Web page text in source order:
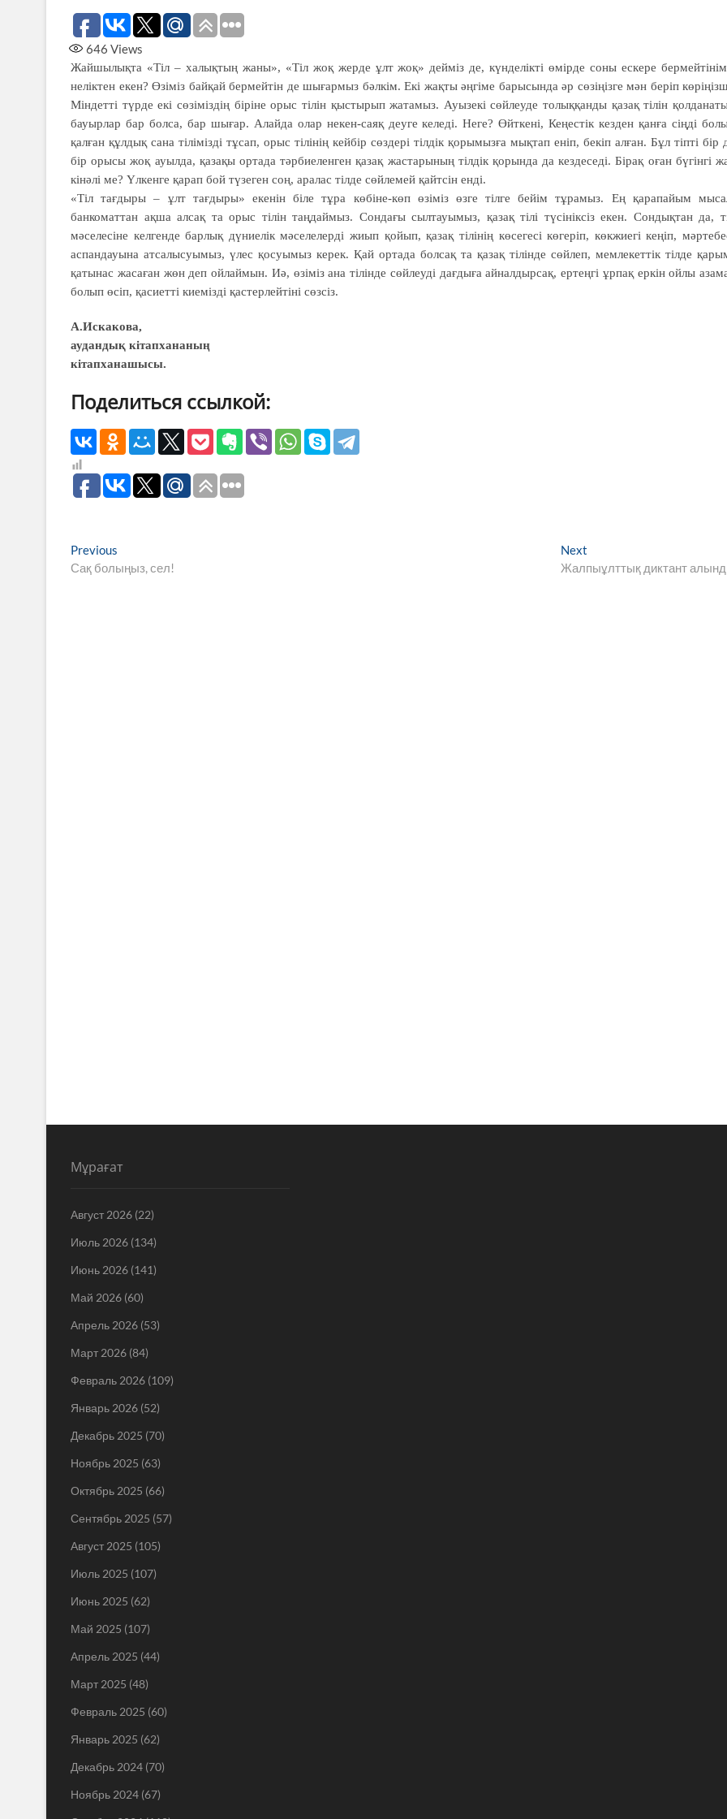
646 Views
Жайшылықта «Тіл – халықтың жаны», «Тіл жоқ жерде ұлт жоқ» дейміз де, күнделікті өмірде соны ескере
неліктен екен? Өзіміз байқай бермейтін де шығармыз бәлкім. Екі жақты әңгіме барысында әр сөзіңізге мән беріп
Міндетті түрде екі сөзіміздің біріне орыс тілін қыстырып жатамыз. Ауызекі сөйлеуде толыққанды қазақ тілін
бауырлар бар болса, бар шығар. Алайда олар некен-саяқ деуге келеді. Неге? Өйткені, Кеңестік кезден қанға сіңді
қалған құлдық сана тілімізді тұсап, орыс тілінің кейбір сөздері тілдік қорымызға мықтап еніп, бекіп алған. Бұл тіпті бір
бір орысы жоқ ауылда, қазақы ортада тәрбиеленген қазақ жастарының тілдік қорында да кездеседі. Бірақ оған бүгінгі
кінәлі ме? Үлкенге қарап бой түзеген соң, аралас тілде сөйлемей қайтсін енді.
«Тіл тағдыры – ұлт тағдыры» екенін біле тұра көбіне-көп өзіміз өзге тілге бейім тұрамыз. Ең қарапайым
банкоматтан ақша алсақ та орыс тілін таңдаймыз. Сондағы сылтауымыз, қазақ тілі түсініксіз екен. Сондықтан да,
мәселесіне келгенде барлық дүниелік мәселелерді жиып қойып, қазақ тілінің көсегесі көгеріп, көкжиегі кеңіп,
аспандауына атсалысуымыз, үлес қосуымыз керек. Қай ортада болсақ та қазақ тілінде сөйлеп, мемлекеттік тілде
қатынас жасаған жөн деп ойлаймын. Иә, өзіміз ана тілінде сөйлеуді дағдыға айналдырсақ, ертеңгі ұрпақ еркін ойлы
болып өсіп, қасиетті киемізді қастерлейтіні сөзсіз.
А.Искакова,
аудандық кітапхананың
кітапханашысы.
Поделиться ссылкой:
Навигация
по
Previous
post:
Сақ болыңыз, сел!
Next
post:
Жалпыұлттық диктант
Мұрағат
Август 2026 (22)
Июль 2026 (134)
Июнь 2026 (141)
Май 2026 (60)
Апрель 2026 (53)
Март 2026 (84)
Февраль 2026 (109)
Январь 2026 (52)
Декабрь 2025 (70)
Ноябрь 2025 (63)
Октябрь 2025 (66)
Сентябрь 2025 (57)
Август 2025 (105)
Июль 2025 (107)
Июнь 2025 (62)
Май 2025 (107)
Апрель 2025 (44)
Март 2025 (48)
Февраль 2025 (60)
Январь 2025 (62)
Декабрь 2024 (70)
Ноябрь 2024 (67)